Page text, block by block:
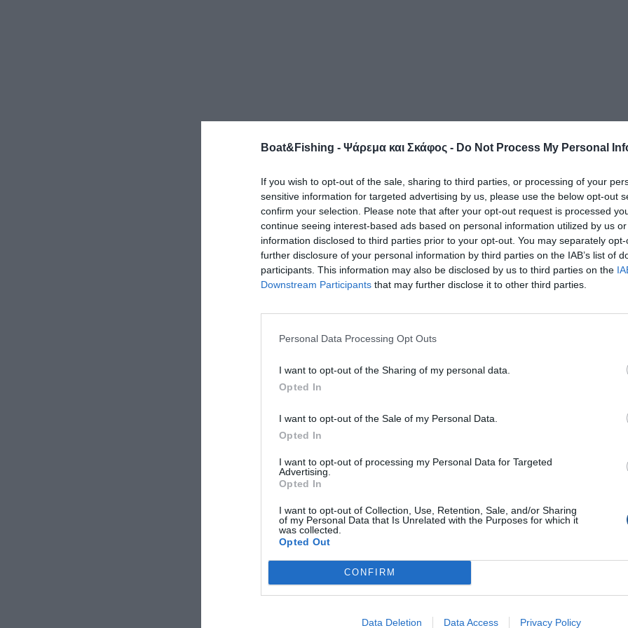
Boat&Fishing - Ψάρεμα και Σκάφος - Do Not Process My Personal
If you wish to opt-out of the sale, sharing to third parties, or processing of your
sensitive information for targeted advertising by us, please use the below opt-out
confirm your selection. Please note that after your opt-out request is processed
continue seeing interest-based ads based on personal information utilized by us
information disclosed to third parties prior to your opt-out. You may separately
further disclosure of your personal information by third parties on the IAB’s list of
participants. This information may also be disclosed by us to third parties on the
Downstream Participants that may further disclose it to other third parties.
Personal Data Processing Opt Outs
I want to opt-out of the Sharing of my personal data.
Opted In
I want to opt-out of the Sale of my Personal Data.
Opted In
I want to opt-out of processing my Personal Data for Targeted
Advertising.
Opted In
I want to opt-out of Collection, Use, Retention, Sale, and/or Sharing
of my Personal Data that Is Unrelated with the Purposes for which it
was collected.
Opted Out
CONFIRM
Data Deletion Data Access Privacy Policy